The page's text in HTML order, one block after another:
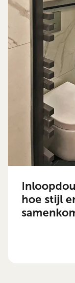
hoe stijl